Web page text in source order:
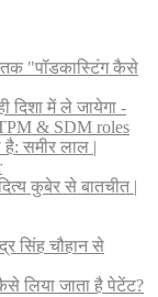
"पॉडकास्टिंग कैसे
में ले जायेगा -
TPM & SDM roles
समीर लाल |
कुबेर से बातचीत |
सिंह चौहान से
लिया जाता है पेटेंट?